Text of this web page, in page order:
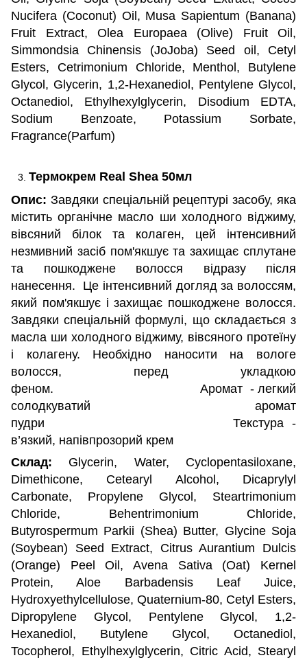
Nucifera (Coconut) Oil, Musa Sapientum (Banana)
Fruit Extract, Olea Europaea (Olive) Fruit Oil,
Simmondsia Chinensis (JoJoba) Seed oil, Cetyl
Esters, Cetrimonium Chloride, Menthol, Butylene
Glycol, Glycerin, 1,2-Hexanediol, Pentylene Glycol,
Octanediol, Ethylhexylglycerin, Disodium EDTA,
Sodium Benzoate, Potassium Sorbate,
Fragrance(Parfum)
Термокрем Real Shea 50мл
Опис: Завдяки спеціальній рецептурі засобу, яка
містить органічне масло ши холодного віджиму,
вівсяний білок та колаген, цей інтенсивний
незмивний засіб пом'якшує та захищає сплутане
та пошкоджене волосся відразу після
нанесення. Це інтенсивний догляд за волоссям,
який пом'якшує і захищає пошкоджене волосся.
Завдяки спеціальній формулі, що складається з
масла ши холодного віджиму, вівсяного протеїну
і колагену. Необхідно наносити на вологе
волосся, перед укладкою
феном. Аромат - легкий
солодкуватий аромат
пудри Текстура -
в’язкий, напівпрозорий крем
Склад: Glycerin, Water, Cyclopentasiloxane,
Dimethicone, Cetearyl Alcohol, Dicaprylyl
Carbonate, Propylene Glycol, Steartrimonium
Chloride, Behentrimonium Chloride,
Butyrospermum Parkii (Shea) Butter, Glycine Soja
(Soybean) Seed Extract, Citrus Aurantium Dulcis
(Orange) Peel Oil, Avena Sativa (Oat) Kernel
Protein, Aloe Barbadensis Leaf Juice,
Hydroxyethylcellulose, Quaternium-80, Cetyl Esters,
Dipropylene Glycol, Pentylene Glycol, 1,2-
Hexanediol, Butylene Glycol, Octanediol,
Tocopherol, Ethylhexylglycerin, Citric Acid, Stearyl